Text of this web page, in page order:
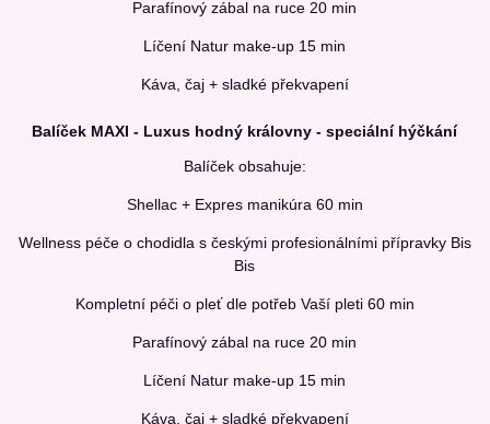
Parafínový zábal na ruce 20 min
Líčení Natur make-up 15 min
Káva, čaj + sladké překvapení
Balíček MAXI - Luxus hodný královny - speciální hýčkání
Balíček obsahuje:
Shellac + Expres manikúra 60 min
Wellness péče o chodidla s českými profesionálními přípravky Bis
Bis
Kompletní péči o pleť dle potřeb Vaší pleti 60 min
Parafínový zábal na ruce 20 min
Líčení Natur make-up 15 min
Káva, čaj + sladké překvapení